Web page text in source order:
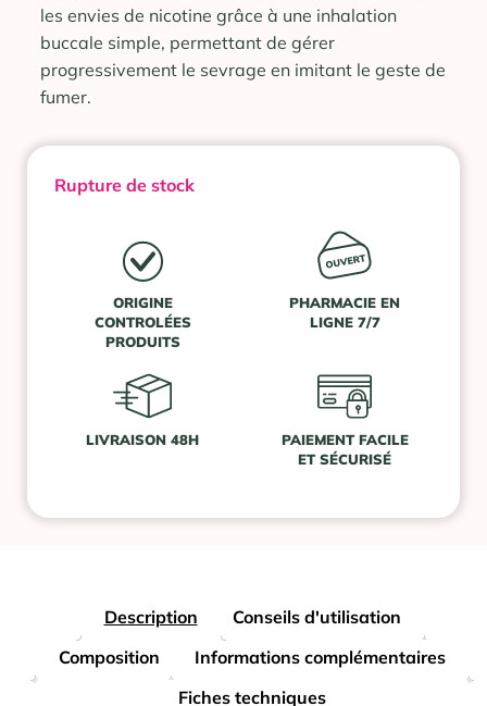
les envies de nicotine grâce à une inhalation
buccale simple, permettant de gérer
progressivement le sevrage en imitant le geste de
fumer.
Rupture de stock
ORIGINE
CONTROLÉES
PRODUITS
PHARMACIE EN
LIGNE 7/7
LIVRAISON 48H
PAIEMENT FACILE
ET SÉCURISÉ
Description
Conseils d'utilisation
Composition
Informations complémentaires
Fiches techniques